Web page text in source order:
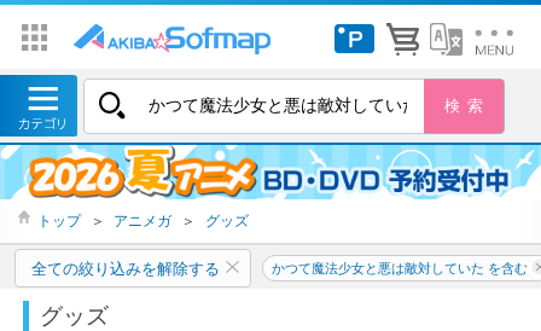
トップ ＞ アニメガ ＞ グッズ
全ての絞り込みを解除する かつて魔法少女と悪は敵対していた を含む
グッズ